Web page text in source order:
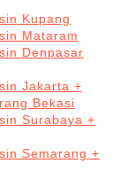
Kupang
Mataram
Denpasar
Jakarta +
Bekasi
Surabaya +
Semarang +